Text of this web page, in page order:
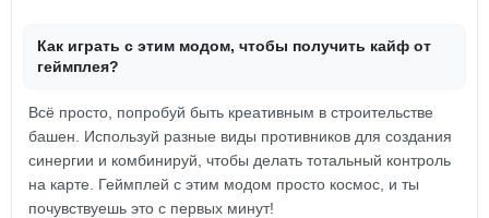
Как играть с этим модом, чтобы получить кайф от
геймплея?
Всё просто, попробуй быть креативным в строительстве
башен. Используй разные виды противников для создания
синергии и комбинируй, чтобы делать тотальный контроль
на карте. Геймплей с этим модом просто космос, и ты
почувствуешь это с первых минут!